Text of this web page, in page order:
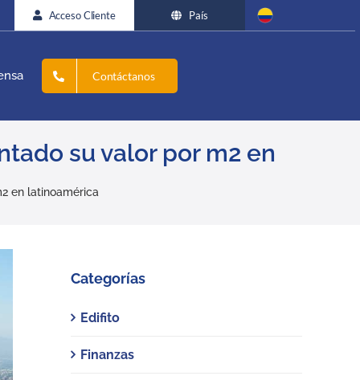
Acceso Cliente País
Contáctanos
su valor por m2 en
en latinoamérica
Categorías
Edifito
Finanzas